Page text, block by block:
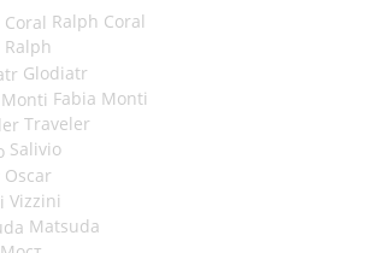
Ralph Coral
Ralph
Glodiatr
Fabia Monti
Traveler
Salivio
Oscar
Vizzini
Matsuda